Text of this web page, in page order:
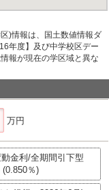
)情報は、国土数値情報ダ
年度】及び中学校区デー
報が現在の学区域と異な
万円
金利/全期間引下型
％)